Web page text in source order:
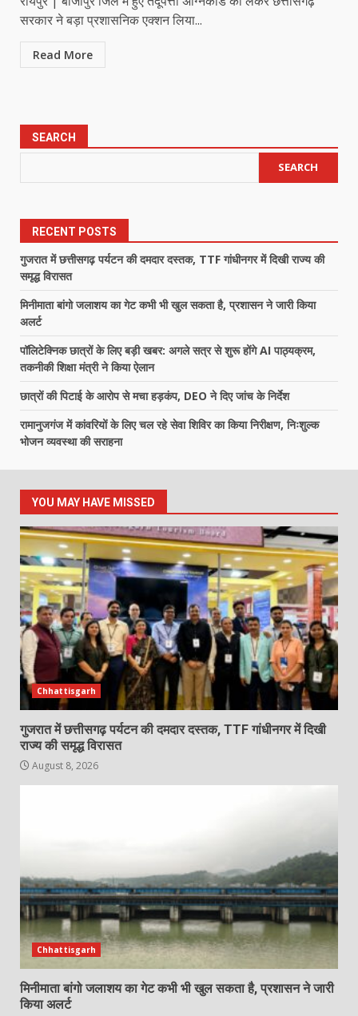
सरकार ने बड़ा प्रशासनिक एक्शन लिया...
Read More
SEARCH
SEARCH
RECENT POSTS
गुजरात में छत्तीसगढ़ पर्यटन की दमदार दस्तक, TTF गांधीनगर में दिखी राज्य की
समृद्ध विरासत
मिनीमाता बांगो जलाशय का गेट कभी भी खुल सकता है, प्रशासन ने जारी किया
अलर्ट
पॉलिटेक्निक छात्रों के लिए बड़ी खबर: अगले सत्र से शुरू होंगे AI पाठ्यक्रम,
तकनीकी शिक्षा मंत्री ने किया ऐलान
छात्रों की पिटाई के आरोप से मचा हड़कंप, DEO ने दिए जांच के निर्देश
रामानुजगंज में कांवरियों के लिए चल रहे सेवा शिविर का किया निरीक्षण, निःशुल्क
भोजन व्यवस्था की सराहना
YOU MAY HAVE MISSED
Chhattisgarh
गुजरात में छत्तीसगढ़ पर्यटन की दमदार दस्तक, TTF गांधीनगर में दिखी
राज्य की समृद्ध विरासत
August 8, 2026
Chhattisgarh
मिनीमाता बांगो जलाशय का गेट कभी भी खुल सकता है, प्रशासन ने जारी
किया अलर्ट